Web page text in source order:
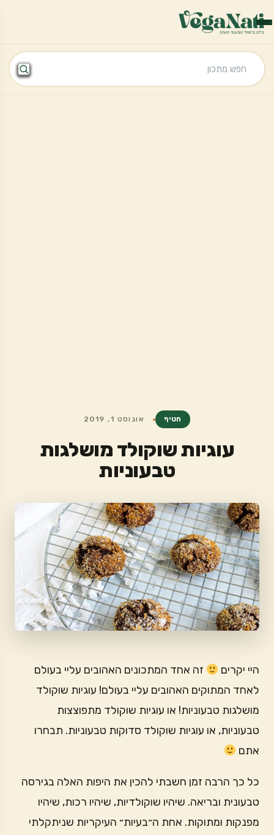
חטיף אוגוסט 1, 2019
עוגיות שוקולד מושלגות
טבעוניות
היי יקרים
זה אחד המתכונים האהובים עליי בעולם
לאחד המתוקים האהובים עליי בעולם! עוגיות שוקולד
מושלגות טבעוניות! או עוגיות שוקולד מתפוצצות
טבעוניות, או עוגיות שוקולד סדוקות טבעוניות. תבחרו
אתם
כל כך הרבה זמן חשבתי להכין את היפות האלה בגירסה
טבעונית ובריאה. שיהיו שוקולדיות, שיהיו רכות, שיהיו
מפנקות ומתוקות. אחת ה״בעיות״ העיקריות שניתקלתי